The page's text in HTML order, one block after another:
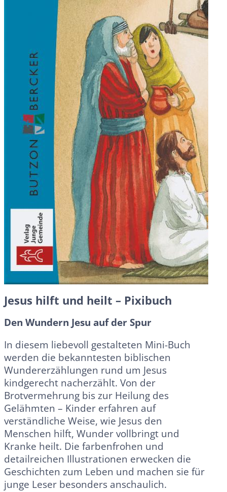
Jesus hilft und heilt – Pixibuch
Den Wundern Jesu auf der Spur
In diesem liebevoll gestalteten Mini-Buch
werden die bekanntesten biblischen
Wundererzählungen rund um Jesus
kindgerecht nacherzählt. Von der
Brotvermehrung bis zur Heilung des
Gelähmten – Kinder erfahren auf
verständliche Weise, wie Jesus den
Menschen hilft, Wunder vollbringt und
Kranke heilt. Die farbenfrohen und
detailreichen Illustrationen erwecken die
Geschichten zum Leben und machen sie für
junge Leser besonders anschaulich.